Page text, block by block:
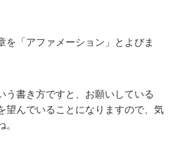
を「アファメーション」とよびま
う書き方ですと、お願いしている
望んでいることになりますので、気